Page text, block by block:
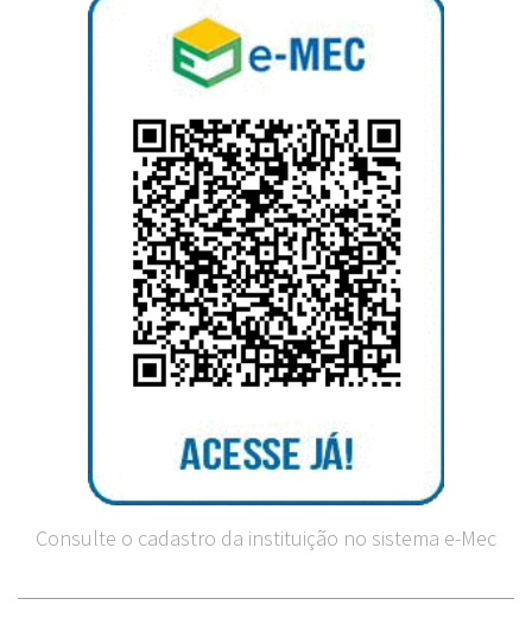
Consulte o cadastro da instituição no sistema e-Mec